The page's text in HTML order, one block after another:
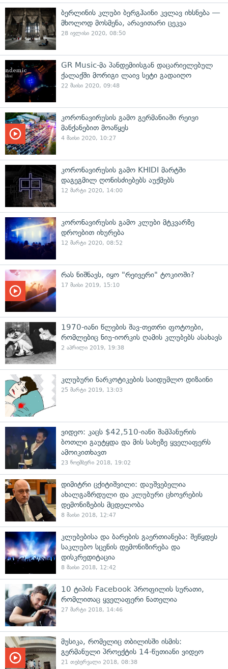
ბერლინის კლუბი ბერგჰაინი კვლავ იხსნება —
მხოლოდ მოსმენა, არავითარი ცეკვა
28 ივლისი 2020, 08:50
GR Music-მა პანდემიისგან დაცარიელებულ
ქალაქში მორიგი ლაივ სეტი გადაიღო
22 მაისი 2020, 09:48
კორონავირუსის გამო გერმანიაში რეივი
მანქანებით მოაწყეს
4 მაისი 2020, 10:27
კორონავირუსის გამო KHIDI მარტში
დაგეგმილ ღონისძიებებს აუქმებს
12 მარტი 2020, 14:00
კორონავირუსის გამო კლუბი მტკვარზე
დროებით იხურება
12 მარტი 2020, 08:52
რას ნიშნავს, იყო "რეივერი" ტოკიოში?
17 მაისი 2019, 15:10
1970-იანი წლების შავ-თეთრი ფოტოები,
რომლებიც ნიუ-იორკის ღამის კლუბებს ასახავს
2 აპრილი 2019, 19:38
კლუბური ნარკოტიკების საიდუმლო დიზაინი
25 მარტი 2019, 13:03
ვიდეო: კაცს $42,510-იანი შამპანურის
ბოთლი გაუტყდა და მის სახეზე ყველაფერს
ამოიკითხავთ
23 ნოემბერი 2018, 19:02
დიმიტრი ცქიტიშვილი: დაუშვებელია
ახალგაზრდული და კლუბური ცხოვრების
დემონიზების მცდელობა
8 მაისი 2018, 12:47
კლუბებისა და ბარების გაერთიანება: შეწყდეს
საკლუბო სცენის დემონიზირება და
დისკრედიტაცია
8 მაისი 2018, 12:42
10 ტიპის Facebook პროფილის სურათი,
რომლითაც ყველაფერი ნათელია
27 მარტი 2018, 14:46
მუსიკა, რომელიც თბილისში ისმის:
გერმანული პროექტის 14-წუთიანი ვიდეო
21 თებერვალი 2018, 08:38